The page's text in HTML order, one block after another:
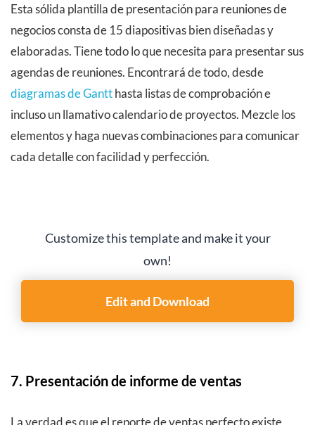
Esta sólida plantilla de presentación para reuniones de
negocios consta de 15 diapositivas bien diseñadas y
elaboradas. Tiene todo lo que necesita para presentar sus
agendas de reuniones. Encontrará de todo, desde
diagramas de Gantthasta listas de comprobación e
incluso un llamativo calendario de proyectos. Mezcle los
elementos y haga nuevas combinaciones para comunicar
cada detalle con facilidad y perfección.
Customize this template and make it your
own!
Edit and Download
7. Presentación de informe de ventas
La verdad es que el reporte de ventas perfecto existe.